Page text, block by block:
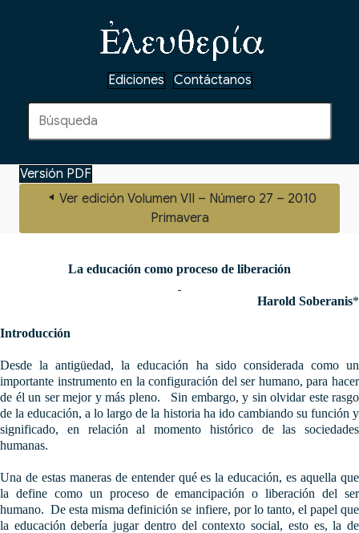
Ediciones Contáctanos
Versión PDF
Ver edición Volumen VII – Número 27 – 2010
Primavera
La educación como proceso de liberación
Harold Soberanis*
Introducción
Desde la antigüedad, la educación ha sido considerada como un
importante instrumento en la configuración del ser humano, para hacer
de él un ser mejor y más pleno. Sin embargo, y sin olvidar este rasgo
de la educación, a lo largo de la historia ha ido cambiando su función y
significado, en relación al momento histórico de las sociedades
humanas.
Una de estas maneras de entender qué es la educación, es aquella que
la define como un proceso de emancipación o liberación del ser
humano. De esta misma definición se infiere, por lo tanto, el papel que
la educación debería jugar dentro del contexto social, esto es, la de